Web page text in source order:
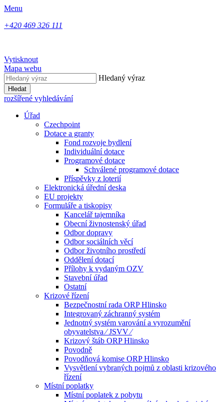
Menu
+420 469 326 111
Vytisknout
Mapa webu
Hledaný výraz
Hledat
rozšířené vyhledávání
Úřad
Czechpoint
Dotace a granty
Fond rozvoje bydlení
Individuální dotace
Programové dotace
Schválené programové dotace
Příspěvky z loterií
Elektronická úřední deska
EU projekty
Formuláře a tiskopisy
Kancelář tajemníka
Obecní živnostenský úřad
Odbor dopravy
Odbor sociálních věcí
Odbor životního prostředí
Oddělení dotací
Přílohy k vydaným OZV
Stavební úřad
Ostatní
Krizové řízení
Bezpečnostní rada ORP Hlinsko
Integrovaný záchranný systém
Jednotný systém varování a vyrozumění
obyvatelstva ⁄ JSVV ⁄
Krizový štáb ORP Hlinsko
Povodně
Povodňová komise ORP Hlinsko
Vysvětlení vybraných pojmů z oblasti krizového
řízení
Místní poplatky
Místní poplatek z pobytu